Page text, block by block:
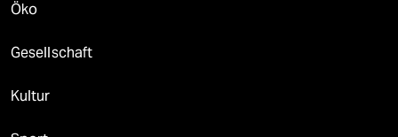
Öko
Gesellschaft
Kultur